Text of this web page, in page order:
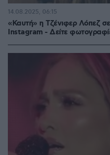
«Καυτή» η Τζένιφερ Λόπεζ
Instagram - Δείτε
14.08.2025, 06:15